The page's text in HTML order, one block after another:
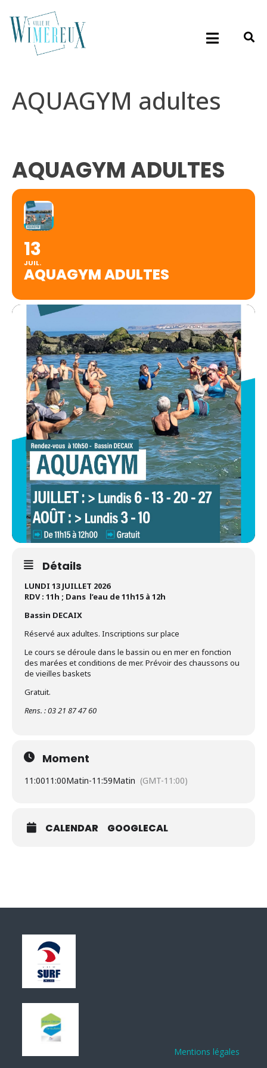
AQUAGYM adultes
AQUAGYM ADULTES
13
JUIL.
AQUAGYM ADULTES
Détails
LUNDI 13 JUILLET 2026
RDV : 11h ; Dans l’eau de 11h15 à 12h
Bassin DECAIX
Réservé aux adultes. Inscriptions sur place
Le cours se déroule dans le bassin ou en mer en fonction
des marées et conditions de mer. Prévoir des chaussons ou
de vieilles baskets
Gratuit.
Rens. : 03 21 87 47 60
Moment
11:0011:00Matin-11:59Matin (GMT-11:00)
CALENDAR GOOGLECAL
Mentions légales